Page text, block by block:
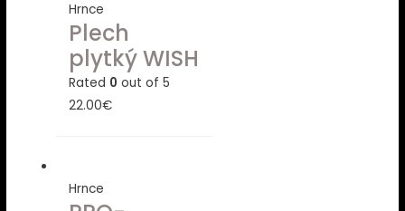
Hrnce
Plech
plytký WISH
Rated 0 out of 5
22.00€
Hrnce